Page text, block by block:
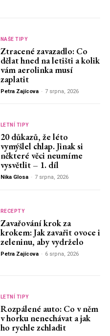
NAŠE TIPY
Ztracené zavazadlo: Co
dělat hned na letišti a kolik
vám aerolinka musí
zaplatit
Petra Zajícova - 7 srpna, 2026
LETNÍ TIPY
20 důkazů, že léto
vymýšlel chlap. Jinak si
některé věci neumíme
vysvětlit – 1. díl
Nika Glosa - 7 srpna, 2026
RECEPTY
Zavařování krok za
krokem: Jak zavařit ovoce i
zeleninu, aby vydrželo
Petra Zajícova - 6 srpna, 2026
LETNÍ TIPY
Rozpálené auto: Co v něm
v horku nenechávat a jak
ho rychle zchladit